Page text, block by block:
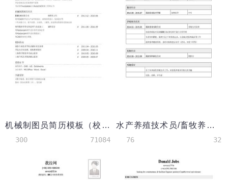
机械制图员简历模板（校园活动丰富）
300 71084
水产养殖技术员/畜牧养殖技术员简历模板（应届生初级岗位）
76 32